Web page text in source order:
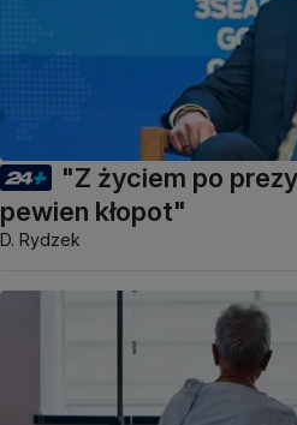
"Z życiem po
pewien kłopot"
D. Rydzek